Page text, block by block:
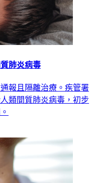
肺炎病毒
報且隔離治療。疾管署
類間質肺炎病毒，初步